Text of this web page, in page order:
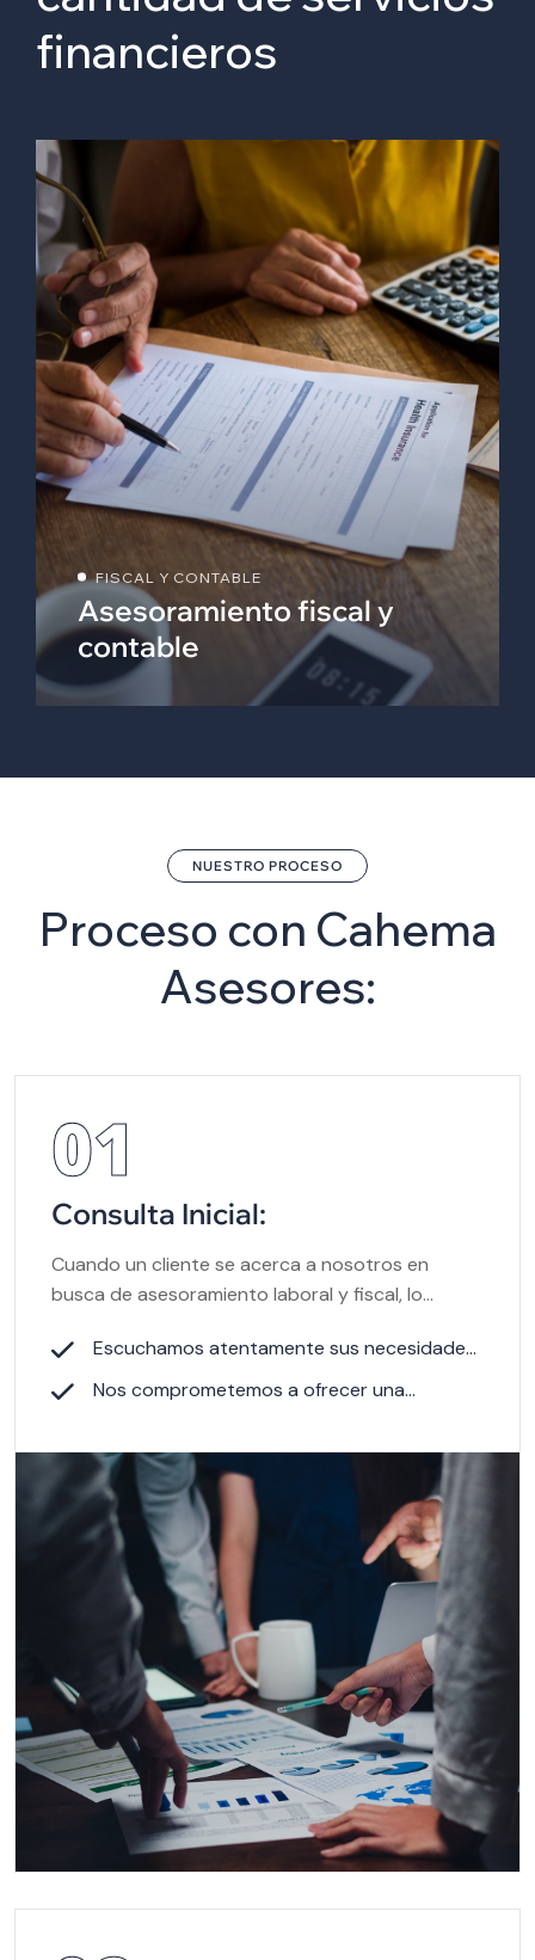
financieros
FISCAL Y CONTABLE
Asesoramiento fiscal y
contable
NUESTRO PROCESO
Proceso con Cahema
Asesores:
01
Consulta Inicial:
Cuando un cliente se acerca a nosotros en
busca de asesoramiento laboral y fiscal, lo
Escuchamos atentamente sus necesidades
y objetivos
Nos comprometemos a ofrecer una